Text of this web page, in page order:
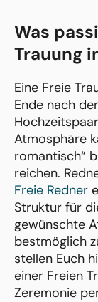
Was
Trauung
Eine Freie
Ende nach
Atmosphäre
romantisch“
reichen.
Freie Redner
Struktur für
gewünschte
bestmöglich
stellen Euch
einer Freien
Zeremonie